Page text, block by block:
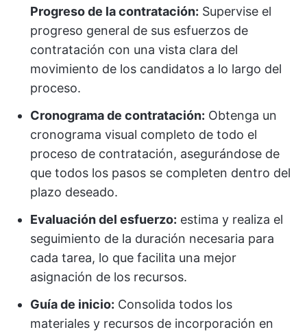
Progreso de la contratación: Supervise el
progreso general de sus esfuerzos de
contratación con una vista clara del
movimiento de los candidatos a lo largo del
proceso.
Cronograma de contratación: Obtenga un
cronograma visual completo de todo el
proceso de contratación, asegurándose de
que todos los pasos se completen dentro del
plazo deseado.
Evaluación del esfuerzo: estima y realiza el
seguimiento de la duración necesaria para
cada tarea, lo que facilita una mejor
asignación de los recursos.
Guía de inicio: Consolida todos los
materiales y recursos de incorporación en